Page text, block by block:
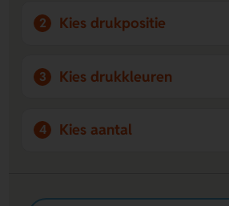
herbruikbaar.
Ergonomisch design:
Promotioneel met logo:
logo voor een effectief en groen
2 Kies drukpositie
3 Kies drukkleuren
4 Kies aantal